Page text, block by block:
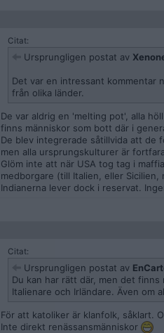
Citat:
Ursprungligen postat av
Det var en intressant kommentar
från olika länder.
De var aldrig en 'melting pot', alla
finns människor som bott där i
De blev integrerade såtillvida att de
men alla ursprungskulturer är
Glöm inte att när USA tog tag i
medborgare (till Italien, eller
Indianerna lever dock i reservat.
Citat:
Ursprungligen postat av
Du kan har rätt där, men det finns
Italienare och Irländare. Även om
För att katoliker är klanfolk, såklart.
Inte direkt renässansmänniskor